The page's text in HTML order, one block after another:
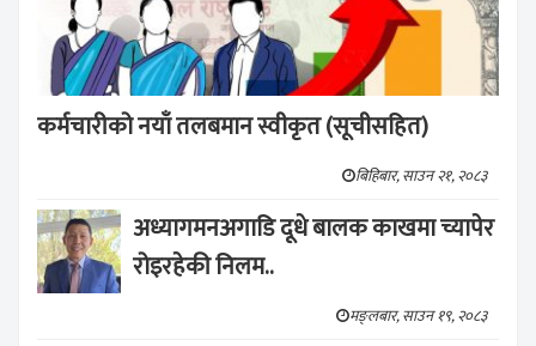
कर्मचारीको नयाँ तलबमान स्वीकृत (सूचीसहित)
बिहिबार, साउन २१, २०८३
अध्यागमनअगाडि दूधे बालक काखमा च्यापेर
रोइरहेकी निलम..
मङ्लबार, साउन १९, २०८३